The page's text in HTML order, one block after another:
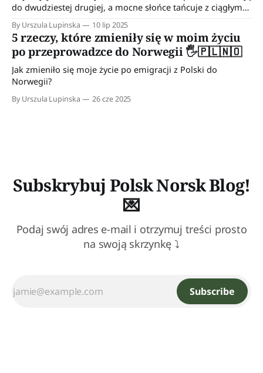
do dwudziestej drugiej, a mocne słońce tańcuje z ciągłym
emigracji Jeśli o mnie chodzi, to ostatnio dużo czasu
spędzam na prowadzeniu naszego budżetu domowego.
Dzięki niemu osiągnęliśmy pewnego rodzaju dyscyplinę
By Urszula Lupinska 10 lip 2025
5 rzeczy, które zmieniły się w moim życiu
po przeprowadzce do Norwegii 🖐️🇵🇱🇳🇴
Jak zmieniło się moje życie po emigracji z Polski do
Norwegii?
By Urszula Lupinska 26 cze 2025
Subskrybuj Polsk Norsk Blog!
💌
Podaj swój adres e-mail i otrzymuj treści prosto
na swoją skrzynkę ⤵
Subscribe